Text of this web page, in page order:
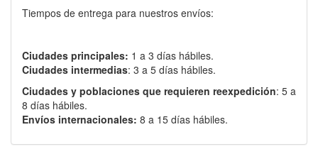
Tiempos de entrega para nuestros envíos:
Ciudades principales: 1 a 3 días hábiles.
Ciudades intermedias: 3 a 5 días hábiles.
Ciudades y poblaciones que requieren reexpedición: 5 a
8 días hábiles.
Envíos internacionales: 8 a 15 días hábiles.